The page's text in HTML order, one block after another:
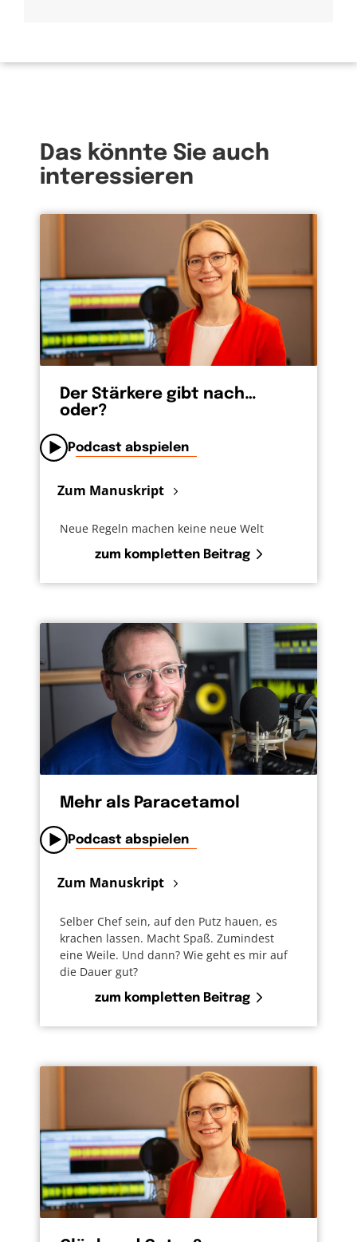
Das könnte Sie auch
interessieren
Der Stärkere gibt nach…
oder?
Podcast abspielen
Zum Manuskript
Neue Regeln machen keine neue Welt
zum kompletten Beitrag
Mehr als Paracetamol
Podcast abspielen
Zum Manuskript
Selber Chef sein, auf den Putz hauen, es
krachen lassen. Macht Spaß. Zumindest
eine Weile. Und dann? Wie geht es mir auf
die Dauer gut?
zum kompletten Beitrag